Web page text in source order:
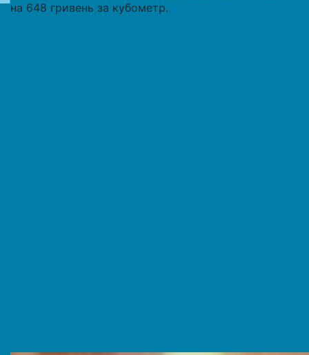
на 648 гривень за кубометр.